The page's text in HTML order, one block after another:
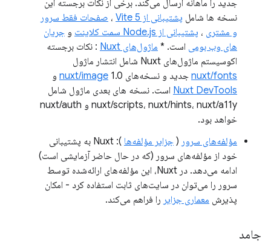
جدید را ماهانه ارسال می‌کند. برخی از نکات برجسته این
نسخه ها شامل پشتیبانی از Vite 5 ، صفحات فقط سرور
و مشتری ، پشتیبانی از Node.js سمت کلاینت و جریان
های وب بومی است. * ماژول‌های Nuxt
: نکات برجسته
اکوسیستم ماژول‌های Nuxt شامل انتشار ماژول
nuxt/fonts جدید و نسخه‌های 1.0 nuxt/image و
Nuxt DevTools است. نسخه های بعدی ماژول شامل
nuxt/scripts، nuxt/hints، nuxt/a11y و nuxt/auth
خواهد بود.
مؤلفه‌های سرور ( جزایر مؤلفه‌ها
): Nuxt به پشتیبانی
خود از مؤلفه‌های سرور (که در حال حاضر آزمایشی است)
ادامه می‌دهد. در Nuxt، این مؤلفه‌های ارائه‌شده توسط
سرور را می‌توان در سایت‌های ثابت استفاده کرد - امکان
پذیرش معماری جزایر را فراهم می‌کند.
جامد